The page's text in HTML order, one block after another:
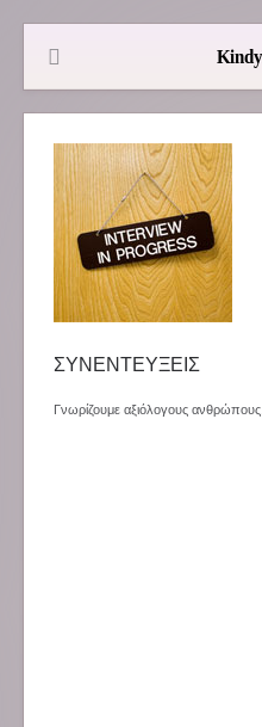
ΣΥΝΕΝΤΕΥΞΕΙΣ
Γνωρίζουμε αξιόλογους ανθρώπους.